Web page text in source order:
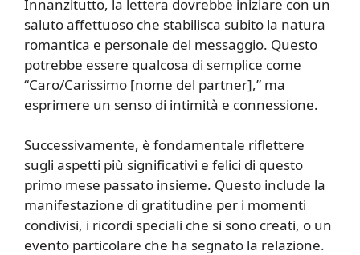
Innanzitutto, la lettera dovrebbe iniziare con un
saluto affettuoso che stabilisca subito la natura
romantica e personale del messaggio. Questo
potrebbe essere qualcosa di semplice come
“Caro/Carissimo [nome del partner],” ma
esprimere un senso di intimità e connessione.
Successivamente, è fondamentale riflettere
sugli aspetti più significativi e felici di questo
primo mese passato insieme. Questo include la
manifestazione di gratitudine per i momenti
condivisi, i ricordi speciali che si sono creati, o un
evento particolare che ha segnato la relazione.